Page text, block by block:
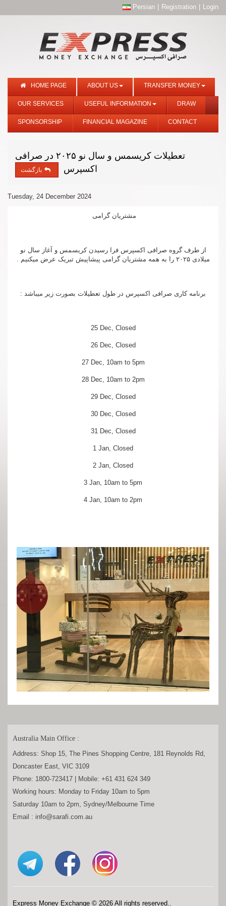
Login
Registration
Persian
HOME PAGE ABOUT US TRANSFER MONEY
OUR SERVICES USEFUL INFORMATION DRAW
SPONSORSHIP FINANCIAL MAGAZINE CONTACT
تعطیلات کریسمس و سال نو ۲۰۲۵ در صرافی
اکسپرس
بازگشت
Tuesday, 24 December 2024
مشتریان گرامی
از طرف گروه صرافی اکسپرس فرا رسیدن کریسمس و آغاز سال نو
میلادی ۲۰۲۵ را به همه مشتریان گرامی پیشاپیش تبریک عرض میکنیم .
برنامه کاری صرافی اکسپرس در طول تعطیلات بصورت زیر میباشد :
25 Dec, Closed
26 Dec, Closed
27 Dec, 10am to 5pm
28 Dec, 10am to 2pm
29 Dec, Closed
30 Dec, Closed
31 Dec, Closed
1 Jan, Closed
2 Jan, Closed
3 Jan, 10am to 5pm
4 Jan, 10am to 2pm
Australia Main Office :
Address: Shop 15, The Pines Shopping Centre, 181 Reynolds Rd,
Doncaster East, VIC 3109
Phone: 1800-723417 | Mobile: +61 431 624 349
Working hours: Monday to Friday 10am to 5pm
Saturday 10am to 2pm, Sydney/Melbourne Time
Email : info@sarafi.com.au
Express Money Exchange © 2026 All rights reserved..